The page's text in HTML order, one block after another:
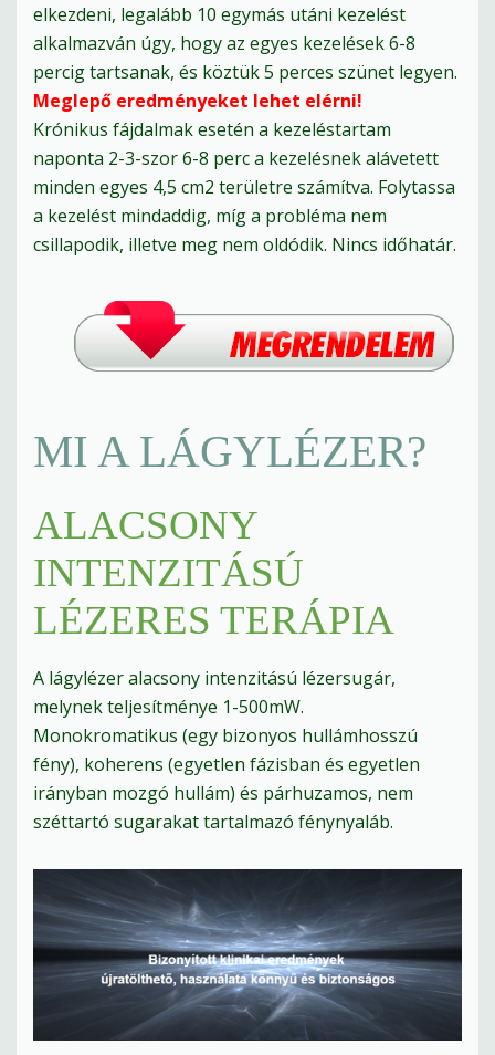
elkezdeni, legalább 10 egymás utáni kezelést
alkalmazván úgy, hogy az egyes kezelések 6-8
percig tartsanak, és köztük 5 perces szünet legyen.
Meglepő eredményeket lehet elérni!
Krónikus fájdalmak esetén a kezeléstartam
naponta 2-3-szor 6-8 perc a kezelésnek alávetett
minden egyes 4,5 cm2 területre számítva. Folytassa
a kezelést mindaddig, míg a probléma nem
csillapodik, illetve meg nem oldódik. Nincs időhatár.
MI A LÁGYLÉZER?
ALACSONY
INTENZITÁSÚ
LÉZERES TERÁPIA
A lágylézer alacsony intenzitású lézersugár,
melynek teljesítménye 1-500mW.
Monokromatikus (egy bizonyos hullámhosszú
fény), koherens (egyetlen fázisban és egyetlen
irányban mozgó hullám) és párhuzamos, nem
széttartó sugarakat tartalmazó fénynyaláb.